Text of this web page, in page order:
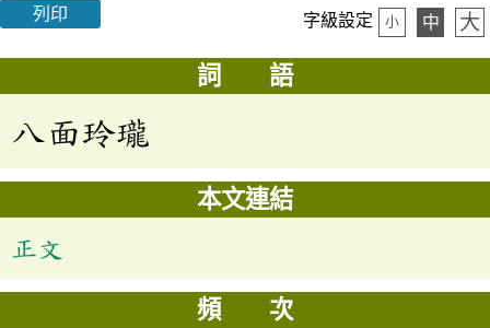
列印 字級設定 小 中 大
詞 語
八面玲瓏
本文連結
正文
頻 次